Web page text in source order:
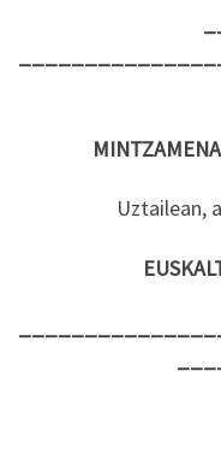
MINTZAMENA
Uztailean,